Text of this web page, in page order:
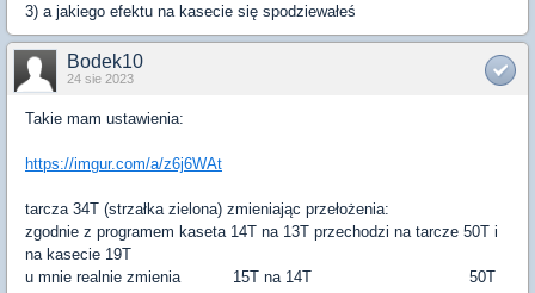
3) a jakiego efektu na kasecie się spodziewałeś
Bodek10
24 sie 2023
Takie mam ustawienia:
https://imgur.com/a/z6j6WAt
tarcza 34T (strzałka zielona) zmieniając przełożenia:
zgodnie z programem kaseta 14T na 13T przechodzi na tarcze 50T i
na kasecie 19T
u mnie realnie zmienia 15T na 14T 50T